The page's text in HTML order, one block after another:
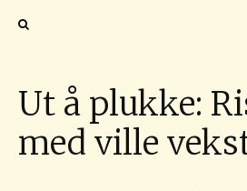
Ut å plukke:
med ville